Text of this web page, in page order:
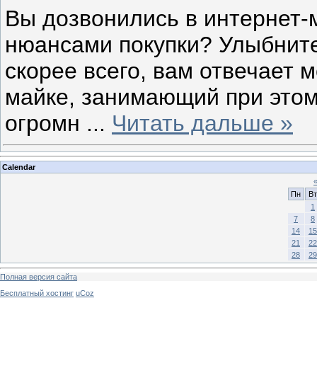
Вы дозвонились в интернет-
нюансами покупки?
скорее всего, вам отвечает
майке, занимающий при
огромн ... Читать дальше »
Calendar
«
Пн
Вт
1
7
8
14
15
21
22
28
29
Полная версия сайта
Бесплатный хостинг uCoz